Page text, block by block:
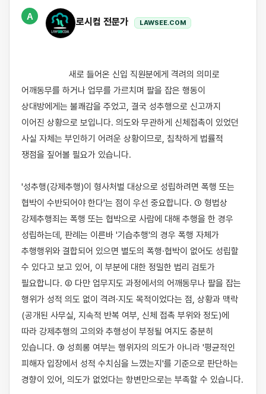
A
로시컴 전문가 LAWSEE.COM
어깨동무를 하거나 업무를 가르치며 팔을 잡은 행동이
상대방에게는 불쾌감을 주었고, 결국 성추행으로 신고까지
이어진 상황으로 보입니다. 의도와 무관하게 신체접촉이 있었던
사실 자체는 부인하기 어려운 상황이므로, 침착하게 법률적
쟁점을 짚어볼 필요가 있습니다.
'성추행(강제추행)이 형사처벌 대상으로 성립하려면 폭행 또는
협박이 수반되어야 한다'는 점이 우선 중요합니다. ① 형법상
강제추행죄는 폭행 또는 협박으로 사람에 대해 추행을 한 경우
성립하는데, 판례는 이른바 '기습추행'의 경우 폭행 자체가
추행행위와 결합되어 있으면 별도의 폭행·협박이 없어도 성립할
수 있다고 보고 있어, 이 부분에 대한 정밀한 법리 검토가
필요합니다. ② 다만 업무지도 과정에서의 어깨동무나 팔을 잡는
행위가 성적 의도 없이 격려·지도 목적이었다는 점, 상황과 맥락
(공개된 사무실, 지속적 반복 여부, 신체 접촉 부위와 정도)에
따라 강제추행의 고의와 추행성이 부정될 여지도 충분히
있습니다. ③ 성희롱 여부는 행위자의 의도가 아니라 '평균적인
피해자 입장에서 성적 수치심을 느꼈는지'를 기준으로 판단하는
경향이 있어, 의도가 없었다는 항변만으로는 부족할 수 있습니다.